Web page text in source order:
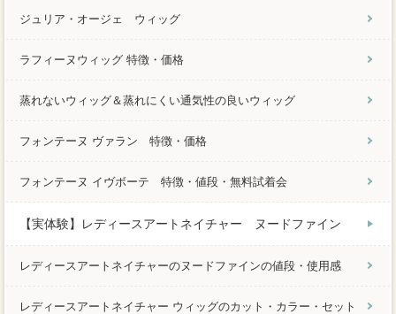
ジュリア・オージェ ウィッグ
ラフィーヌウィッグ 特徴・価格
蒸れないウィッグ＆蒸れにくい通気性の良いウィッグ
フォンテーヌ ヴァラン 特徴・価格
フォンテーヌ イヴボーテ 特徴・値段・無料試着会
【実体験】レディースアートネイチャー ヌードファイン
レディースアートネイチャーのヌードファインの値段・使用感
レディースアートネイチャー ウィッグのカット・カラー・セット